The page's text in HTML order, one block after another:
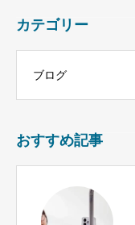
カテゴリー
ブログ
おすすめ記事